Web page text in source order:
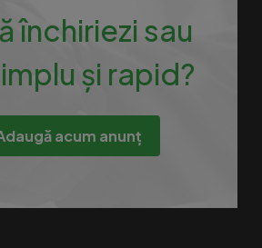
închiriezi sau
și rapid?
acum anunț